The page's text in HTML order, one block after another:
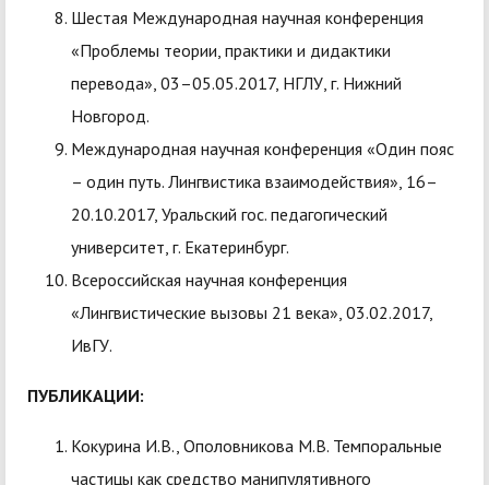
Шестая Международная научная конференция
«Проблемы теории, практики и дидактики
перевода», 03–05.05.2017, НГЛУ, г. Нижний
Новгород.
Международная научная конференция «Один пояс
– один путь. Лингвистика взаимодействия», 16–
20.10.2017, Уральский гос. педагогический
университет, г. Екатеринбург.
Всероссийская научная конференция
«Лингвистические вызовы 21 века», 03.02.2017,
ИвГУ.
ПУБЛИКАЦИИ:
Кокурина И.В., Ополовникова М.В. Темпоральные
частицы как средство манипулятивного